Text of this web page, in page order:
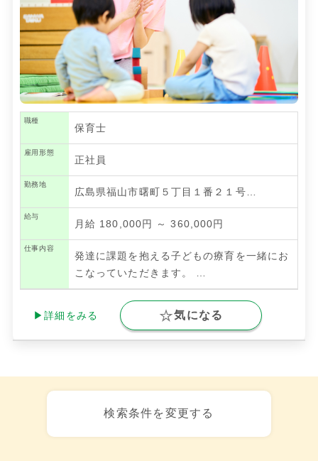
職種
保育士
雇用形態
正社員
勤務地
広島県福山市曙町５丁目１番２１号…
給与
月給 180,000円 ～ 360,000円
仕事内容
発達に課題を抱える子どもの療育を一緒にお
こなっていただきます。
▶詳細をみる 気になる
検索条件を変更する